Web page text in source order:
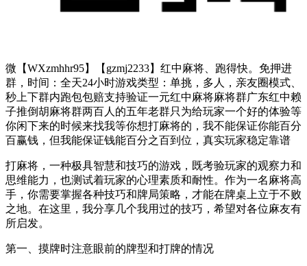
微【WXzmhhr95】【gzmj2233】红中麻将、跑得快。免押进
群，时间：全天24小时游戏类型：单挑，多人，亲友圈模式、
秒上下群内跑包包赔支持验证一元红中麻将麻将群广东红中赖
子推倒胡麻将群两百人的五年老群只为给玩家一个好的体验等
你闲下来的时候来找我等你想打麻将的，我不能保证你能百分
百赢钱，但我能保证钱能百分之百到位，真实玩家稳定靠谱
打麻将，一种极具智慧和技巧的游戏，既考验玩家的观察力和
思维能力，也测试着玩家的心理素质和耐性。作为一名麻将高
手，你需要掌握各种技巧和牌局策略，才能在牌桌上立于不败
之地。在这里，我分享几个我用过的技巧，希望对各位麻友有
所启发。
第一、摸牌时注意眼前的牌型和打牌的情况